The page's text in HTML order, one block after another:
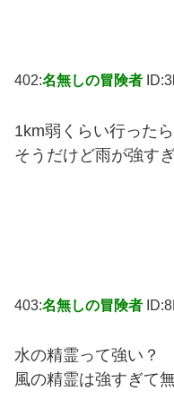
402:名無しの冒険者
1km弱くらい行った
そうだけど雨が強す
403:名無しの冒険者
水の精霊って強い？
風の精霊は強すぎて